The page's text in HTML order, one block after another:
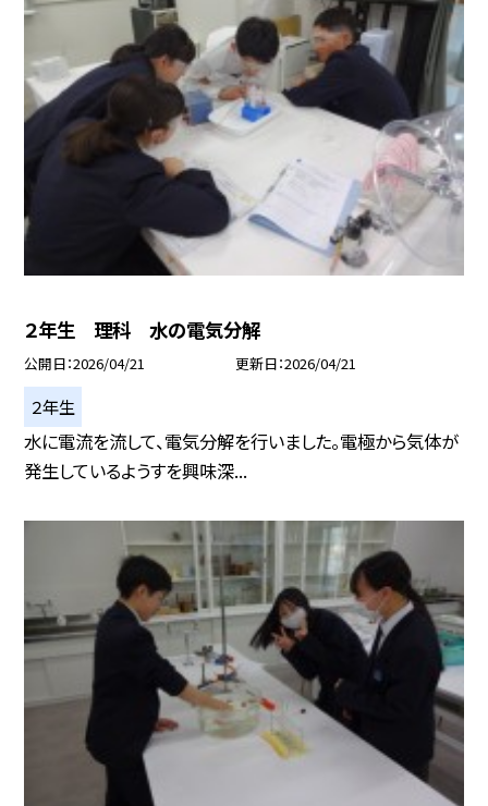
２年生 理科 水の電気分解
公開日 2026/04/21 更新日 2026/04/21
２年生
水に電流を流して、電気分解を行いました。電極から気体が
発生しているようすを興味深...